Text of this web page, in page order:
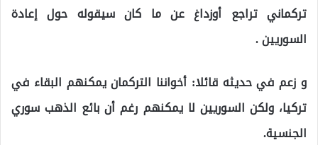
تركماني تراجع أوزداغ عن ما كان سيقوله حول إعادة
السوريين .
و زعم في حديثه قائلا: أخواننا التركمان يمكنهم البقاء في
تركيا، ولكن السوريين لا يمكنهم رغم أن بائع الذهب سوري
الجنسية.